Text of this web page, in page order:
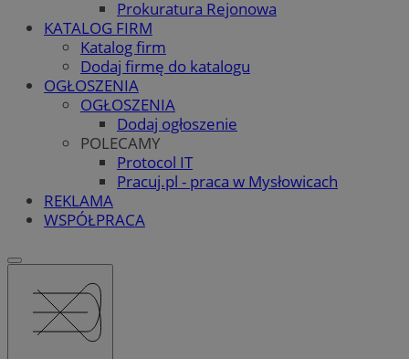
Prokuratura Rejonowa
KATALOG FIRM
Katalog firm
Dodaj firmę do katalogu
OGŁOSZENIA
OGŁOSZENIA
Dodaj ogłoszenie
POLECAMY
Protocol IT
Pracuj.pl - praca w Mysłowicach
REKLAMA
WSPÓŁPRACA